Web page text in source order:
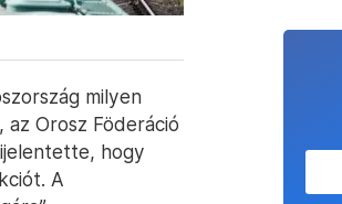
milyen
Orosz Föderáció
hogy
A